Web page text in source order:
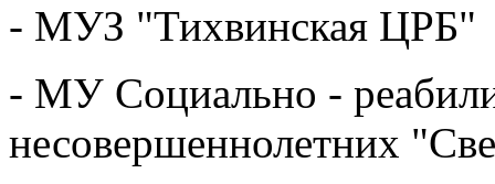
- МУЗ "Тихвинская ЦРБ"
- МУ Социально -
несовершеннолетних